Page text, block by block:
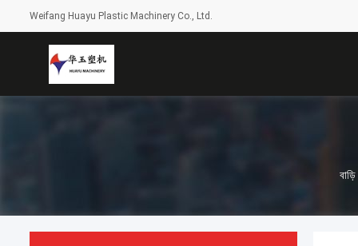
Weifang Huayu Plastic Machinery Co., Ltd.
বাড়ি